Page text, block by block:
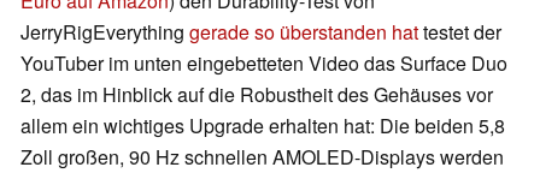
JerryRigEverything gerade so überstanden hattestet der
YouTuber im unten eingebetteten Video das Surface Duo
2, das im Hinblick auf die Robustheit des Gehäuses vor
allem ein wichtiges Upgrade erhalten hat: Die beiden 5,8
Zoll großen, 90 Hz schnellen AMOLED-Displays werden